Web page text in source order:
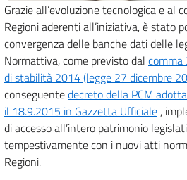
Grazie all’evoluzione tecnologica e al
Regioni aderenti all’iniziativa, è stato
convergenza delle banche dati delle
Normattiva, come previsto dal comma
di stabilità 2014 (legge 27 dicembre
conseguentedecreto della PCM
il 18.9.2015 in Gazzetta Ufficiale ,
di accesso all’intero patrimonio
tempestivamente con i nuovi atti
Regioni.